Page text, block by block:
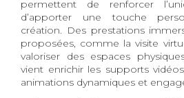
permettent de renforcer
d’apporter une touche
création. Des prestations
proposées, comme la visite
valoriser des espaces
vient enrichir les supports
animations dynamiques et